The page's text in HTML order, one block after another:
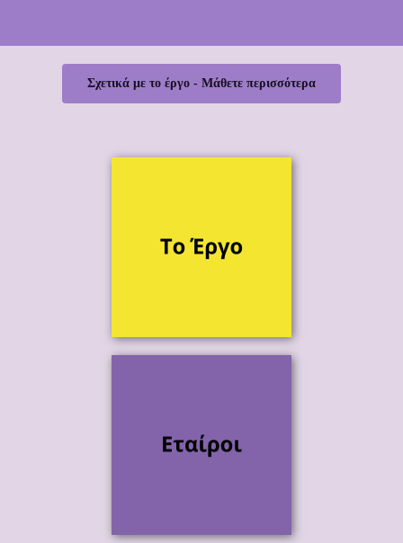
Σχετικά με το έργο - Μάθετε περισσότερα